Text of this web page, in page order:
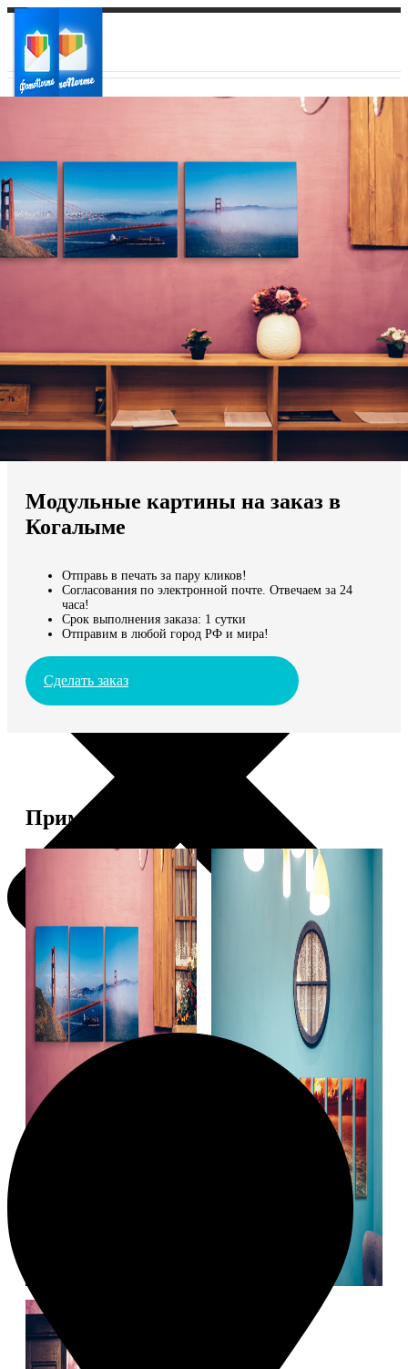
Ваш город:
Ваш регион доставки
Выберите из списка:
Мы доставляем по всему миру
Продолжить без города
Модульные картины на заказ в
Когалыме
Отправь в печать за пару кликов!
Согласования по электронной почте. Отвечаем за 24
часа!
Срок выполнения заказа: 1 сутки
Отправим в любой город РФ и мира!
Сделать заказ
Примеры работ